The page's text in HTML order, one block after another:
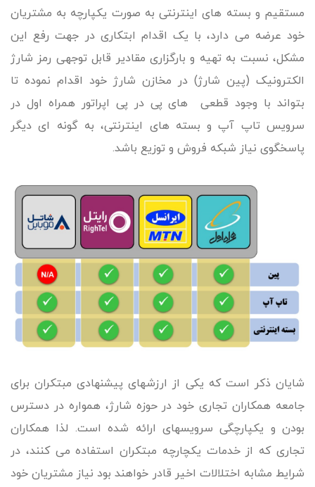
مستقیم و بسته های اینترنتی به صورت یکپارچه به مشتریان
خود عرضه می دارد، با یک اقدام ابتکاری در جهت رفع این
مشکل، نسبت به تهیه و بارگزاری مقادیر قابل توجهی رمز شارژ
الکترونیک (پین شارژ) در مخازن شارژ خود اقدام نموده تا
بتواند با وجود قطعی ­های پی ­در­ پی اپراتور همراه اول در
سرویس تاپ آپ و بسته های اینترنتی، به گونه ای دیگر
پاسخگوی نیاز شبکه فروش و توزیع باشد.
شایان ذکر است که یکی از ارزش­های پیشنهادی مبتکران برای
جامعه همکاران تجاری خود در حوزه شارژ، همواره در دسترس
بودن و یکپارچگی سرویس­های ارائه شده است. لذا همکاران
تجاری که از خدمات یکچارچه مبتکران استفاده می کنند، در
شرایط مشابه اختلالات اخیر قادر خواهند بود نیاز مشتریان خود